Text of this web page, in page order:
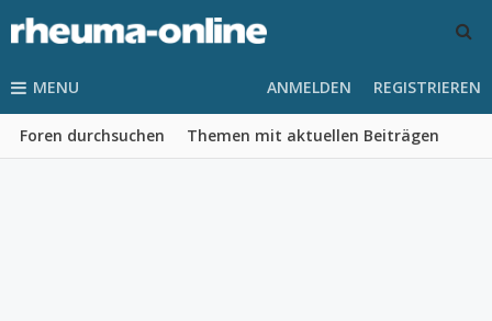
MENU
Foren durchsuchen Themen mit aktuellen Beiträgen
ANMELDEN REGISTRIEREN